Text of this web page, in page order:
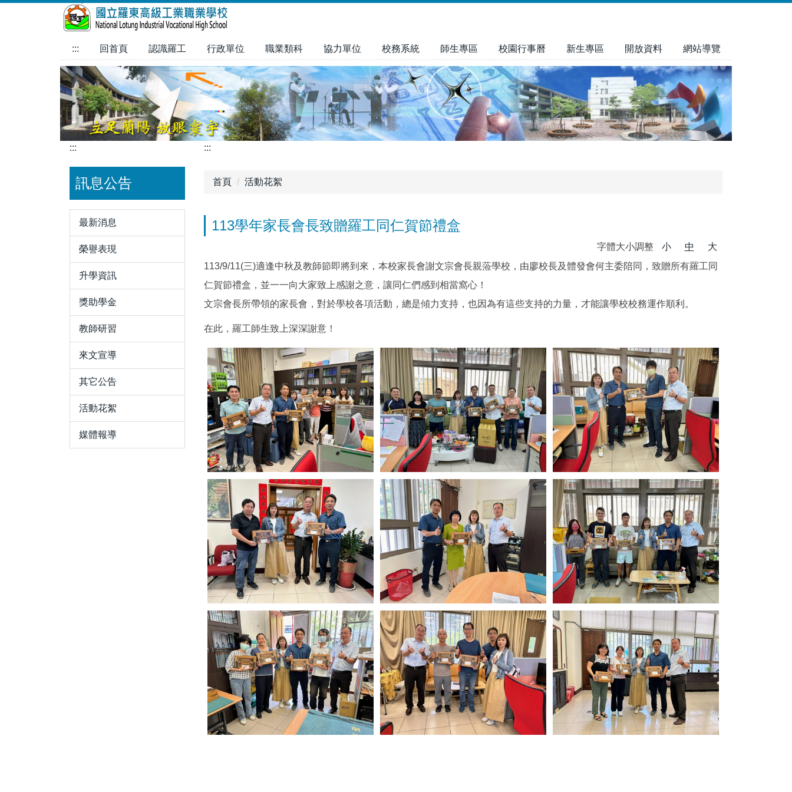
::: 回首頁 認識羅工 行政單位 職業類科 協力單位 校務系統 師生專區 校園行事曆 新生專區 開放資料 網站導覽
:::
訊息公告
最新消息
榮譽表現
升學資訊
獎助學金
教師研習
來文宣導
其它公告
活動花絮
媒體報導
:::
首頁 活動花絮
113學年家長會長致贈羅工同仁賀節禮盒
字體大小調整 小 中
大
113/9/11(三)適逢中秋及教師節即將到來，本校家長會謝文宗會長親蒞學校，由廖校長及體發會何主委陪同，致贈所有羅工同
仁賀節禮盒，並一一向大家致上感謝之意，讓同仁們感到相當窩心！
文宗會長所帶領的家長會，對於學校各項活動，總是傾力支持，也因為有這些支持的力量，才能讓學校校務運作順利。
在此，羅工師生致上深深謝意！